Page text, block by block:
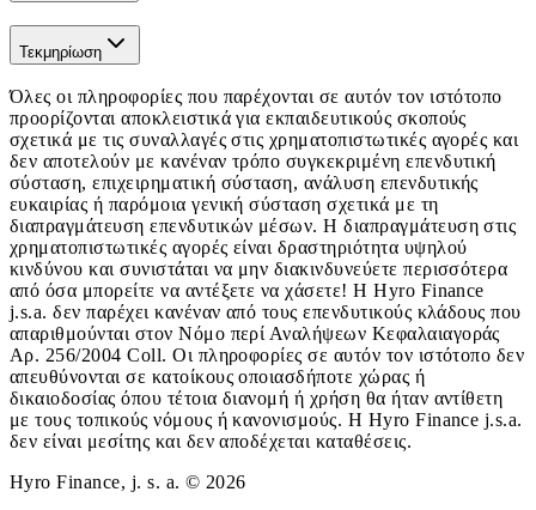
Τεκμηρίωση
Όλες οι πληροφορίες που παρέχονται σε αυτόν τον ιστότοπο
προορίζονται αποκλειστικά για εκπαιδευτικούς σκοπούς
σχετικά με τις συναλλαγές στις χρηματοπιστωτικές αγορές και
δεν αποτελούν με κανέναν τρόπο συγκεκριμένη επενδυτική
σύσταση, επιχειρηματική σύσταση, ανάλυση επενδυτικής
ευκαιρίας ή παρόμοια γενική σύσταση σχετικά με τη
διαπραγμάτευση επενδυτικών μέσων. Η διαπραγμάτευση στις
χρηματοπιστωτικές αγορές είναι δραστηριότητα υψηλού
κινδύνου και συνιστάται να μην διακινδυνεύετε περισσότερα
από όσα μπορείτε να αντέξετε να χάσετε! Η Hyro Finance
j.s.a. δεν παρέχει κανέναν από τους επενδυτικούς κλάδους που
απαριθμούνται στον Νόμο περί Αναλήψεων Κεφαλαιαγοράς
Αρ. 256/2004 Coll. Οι πληροφορίες σε αυτόν τον ιστότοπο δεν
απευθύνονται σε κατοίκους οποιασδήποτε χώρας ή
δικαιοδοσίας όπου τέτοια διανομή ή χρήση θα ήταν αντίθετη
με τους τοπικούς νόμους ή κανονισμούς. Η Hyro Finance j.s.a.
δεν είναι μεσίτης και δεν αποδέχεται καταθέσεις.
Hyro Finance, j. s. a. © 2026